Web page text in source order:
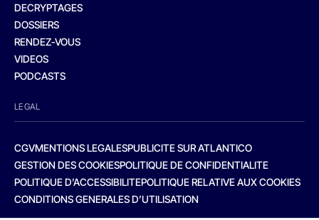
DECRYPTAGES
DOSSIERS
RENDEZ-VOUS
VIDEOS
PODCASTS
LEGAL
CGVMENTIONS LEGALESPUBLICITE SUR ATLANTICO
GESTION DES COOKIESPOLITIQUE DE CONFIDENTIALITE
POLITIQUE D’ACCESSIBILITEPOLITIQUE RELATIVE AUX COOKIES
CONDITIONS GENERALES D’UTILISATION